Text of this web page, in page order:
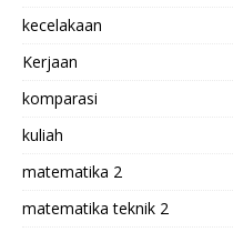
kecelakaan
Kerjaan
komparasi
kuliah
matematika 2
matematika teknik 2